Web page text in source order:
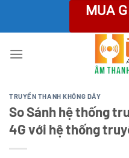
dung
MUA
TRUYỀN THANH KHÔNG DÂY
So Sánh hệ thống
4G với hệ thống